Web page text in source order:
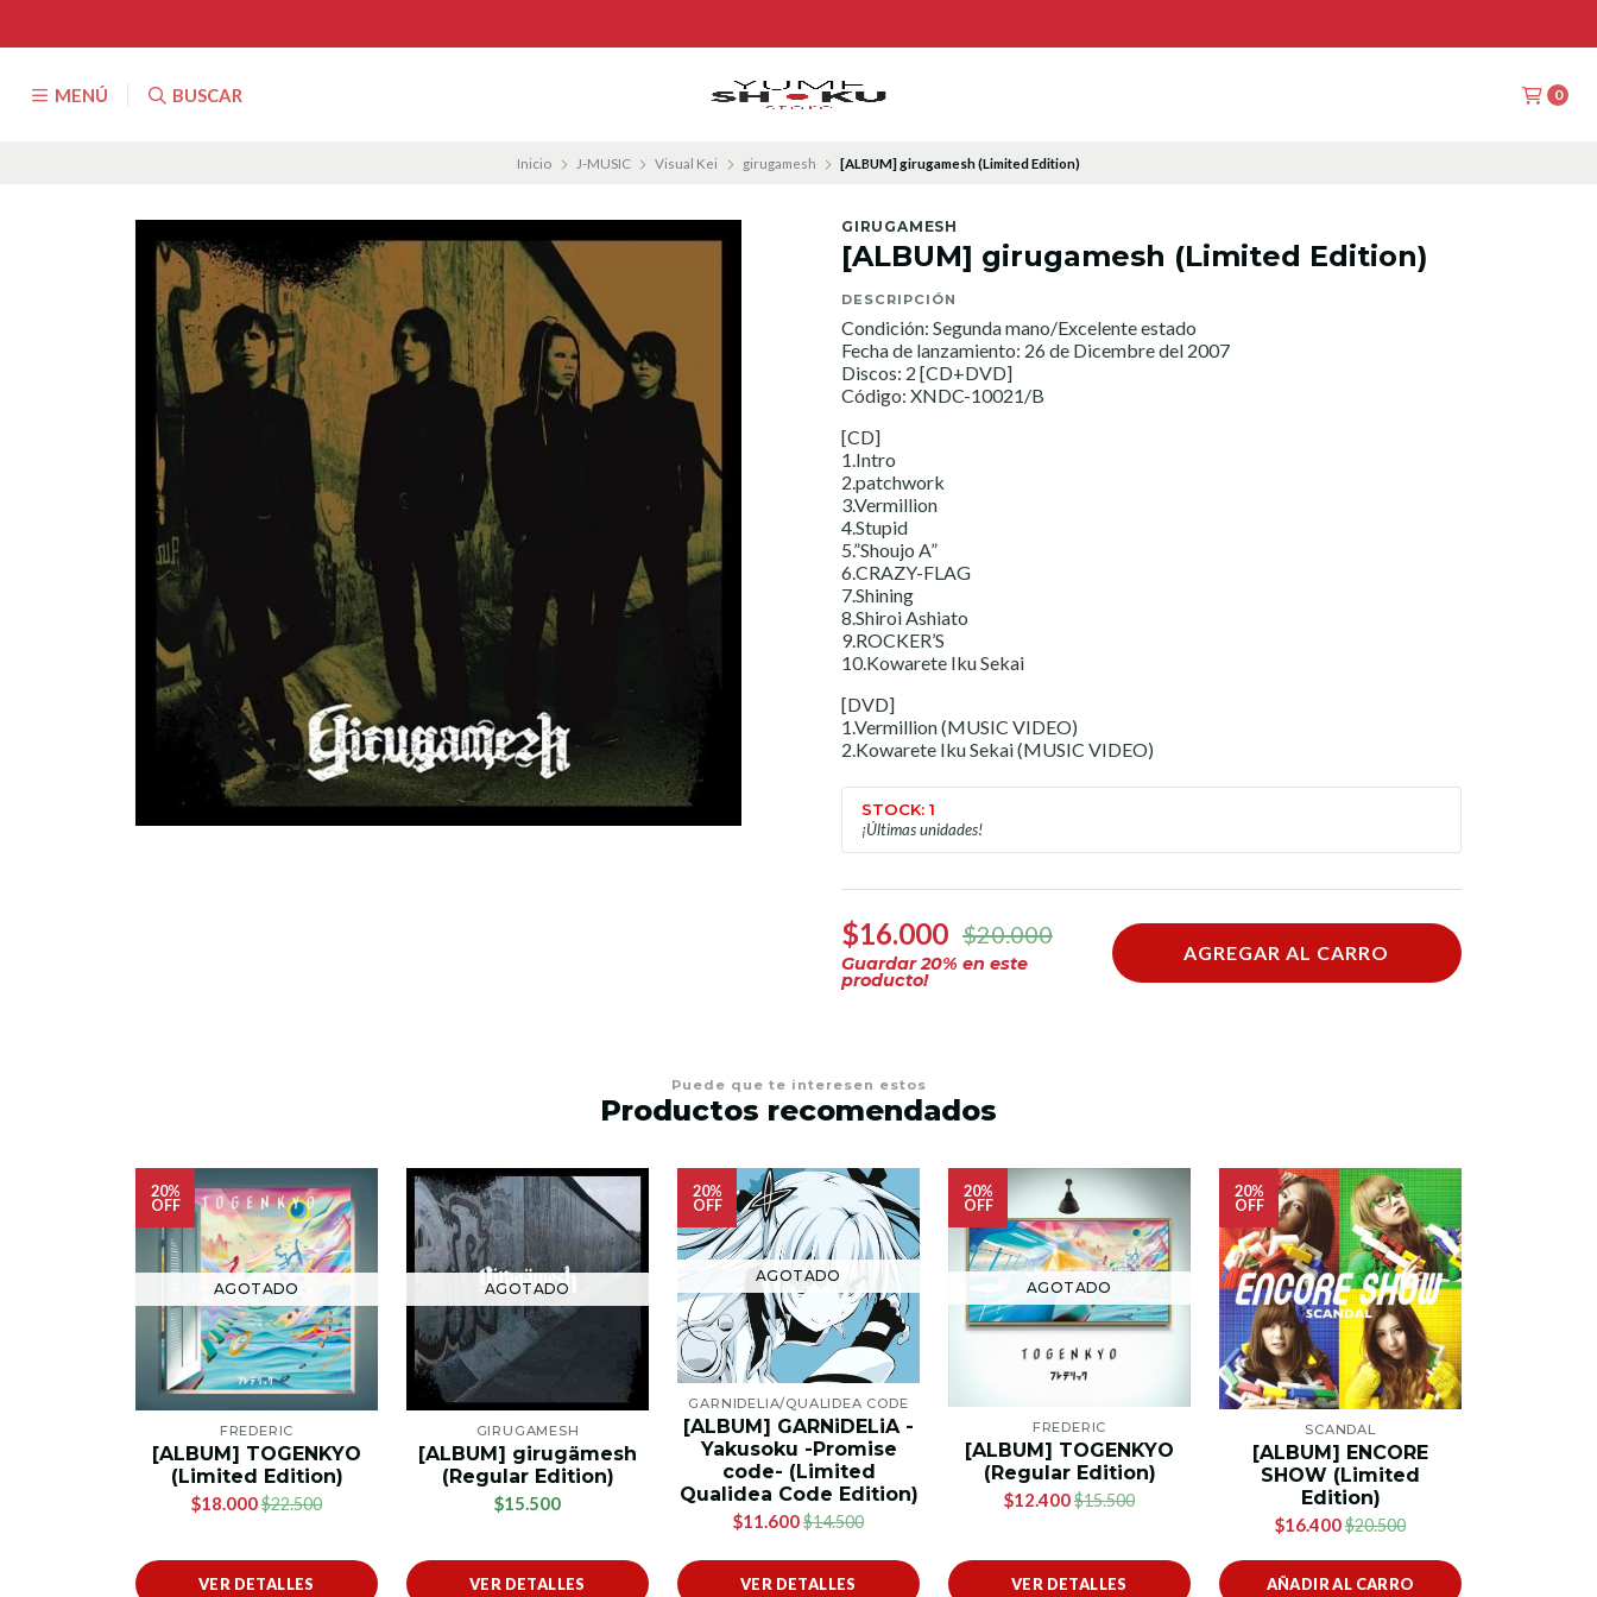
MENÚ BUSCAR 0
Inicio J-MUSIC Visual Kei girugamesh [ALBUM] girugamesh (Limited Edition)
GIRUGAMESH
[ALBUM] girugamesh (Limited Edition)
DESCRIPCIÓN
Condición: Segunda mano/Excelente estado
Fecha de lanzamiento: 26 de Dicembre del 2007
Discos: 2 [CD+DVD]
Código: XNDC-10021/B
[CD]
1.Intro
2.patchwork
3.Vermillion
4.Stupid
5.”Shoujo A”
6.CRAZY-FLAG
7.Shining
8.Shiroi Ashiato
9.ROCKER’S
10.Kowarete Iku Sekai
[DVD]
1.Vermillion (MUSIC VIDEO)
2.Kowarete Iku Sekai (MUSIC VIDEO)
STOCK: 1
¡Últimas unidades!
$16.000 $20.000
Guardar20% en este
producto!
AGREGAR AL CARRO
Puede que te interesen estos
Productos recomendados
20%
OFF
AGOTADO
FREDERIC
[ALBUM] TOGENKYO
(Limited Edition)
$18.000$22.500
VER DETALLES
AGOTADO
GIRUGAMESH
[ALBUM] girugämesh
(Regular Edition)
$15.500
VER DETALLES
20%
OFF
AGOTADO
GARNIDELIA/QUALIDEA CODE
[ALBUM] GARNiDELiA -
Yakusoku -Promise
code- (Limited
Qualidea Code Edition)
$11.600$14.500
VER DETALLES
20%
OFF
AGOTADO
FREDERIC
[ALBUM] TOGENKYO
(Regular Edition)
$12.400$15.500
VER DETALLES
20%
OFF
SCANDAL
[ALBUM] ENCORE
SHOW (Limited
Edition)
$16.400$20.500
AÑADIR AL CARRO